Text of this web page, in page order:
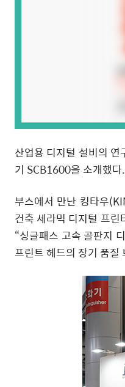
산업용 디지털 설비의
기 SCB1600을 소개했다.
부스에서 만난 킹타우
건축 세라믹 디지털 프
“싱글패스 고속 골판지
프린트 헤드의 장기 품